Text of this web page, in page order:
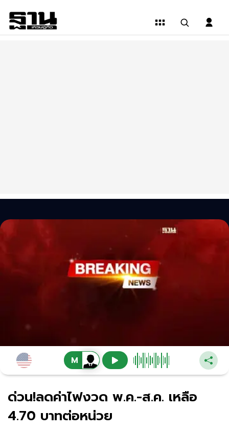
ด่วน!ลดค่าไฟงวด พ.ค.-ส.ค. เหลือ
4.70 บาทต่อหน่วย